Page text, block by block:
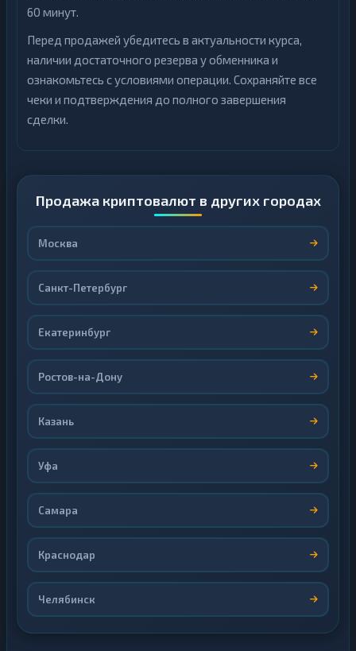
60 минут.
Перед продажей убедитесь в актуальности курса,
наличии достаточного резерва у обменника и
ознакомьтесь с условиями операции. Сохраняйте все
чеки и подтверждения до полного завершения
сделки.
Продажа криптовалют в других городах
Москва
Санкт-Петербург
Екатеринбург
Ростов-на-Дону
Казань
Уфа
Самара
Краснодар
Челябинск